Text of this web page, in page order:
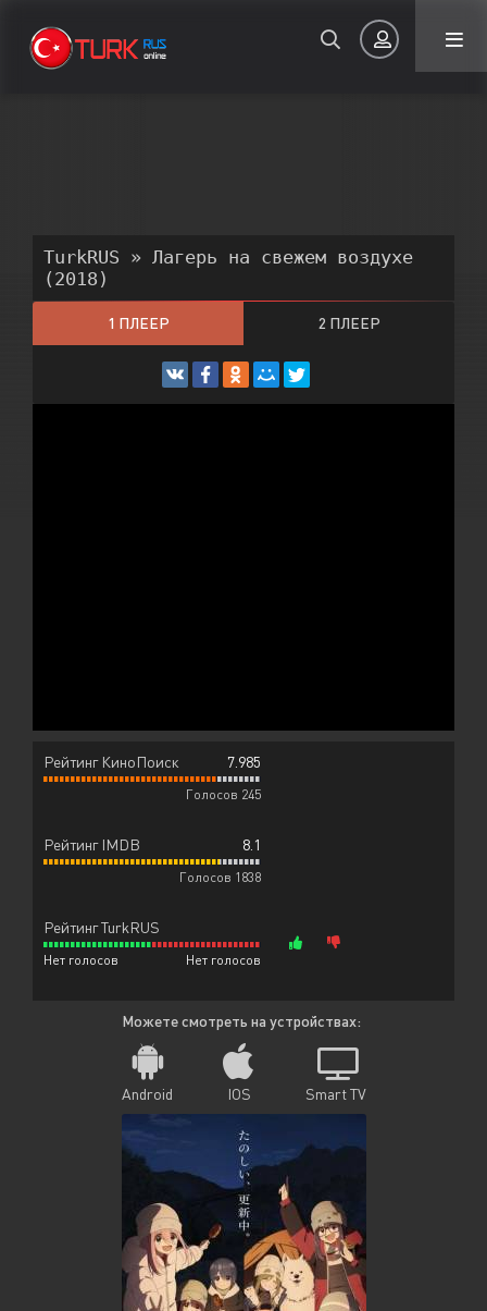
Запомнить
ВОЙТИ НА САЙТ
TurkRUS » Лагерь на свежем воздухе
(2018)
1 ПЛЕЕР 2 ПЛЕЕР
3 ПЛЕЕР
Рейтинг КиноПоиск 7.985
Голосов 245
Рейтинг IMDB 8.1
Голосов 1838
Рейтинг TurkRUS
Нет голосов Нет голосов
Можете смотреть на устройствах:
Android IOS Smart TV